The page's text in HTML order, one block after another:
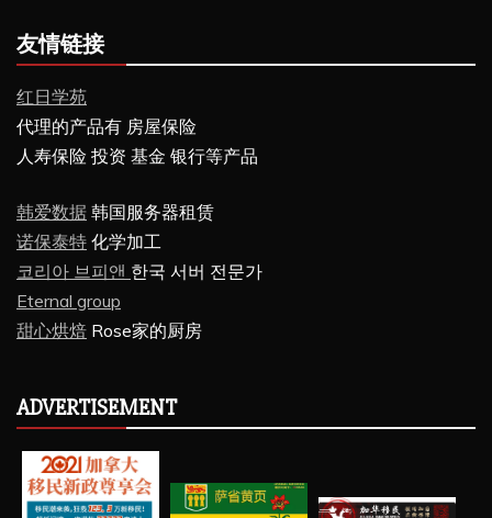
友情链接
红日学苑
代理的产品有 房屋保险
人寿保险 投资 基金 银行等产品
韩爱数据 韩国服务器租赁
诺保泰特 化学加工
코리아 브피앤 한국 서버 전문가
Eternal group
甜心烘焙 Rose家的厨房
ADVERTISEMENT